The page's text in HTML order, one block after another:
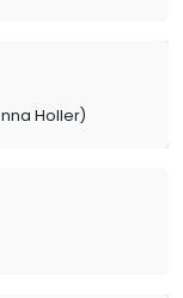
Holler)